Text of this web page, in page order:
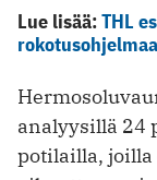
Lue lisää:THL
analyysillä 24
potilailla,